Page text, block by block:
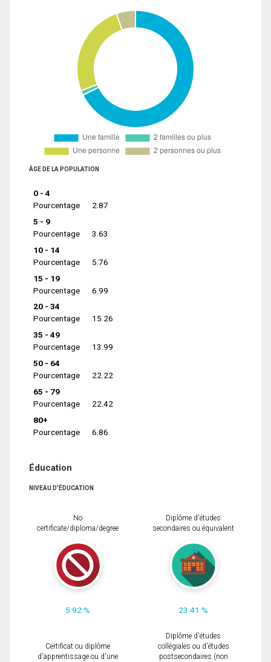
ÂGE DE LA POPULATION
0 - 4
Pourcentage
2.87
5 - 9
Pourcentage
3.63
10 - 14
Pourcentage
5.76
15 - 19
Pourcentage
6.99
20 - 34
Pourcentage
15.26
35 - 49
Pourcentage
13.99
50 - 64
Pourcentage
22.22
65 - 79
Pourcentage
22.42
80+
Pourcentage
6.86
Éducation
NIVEAU D'ÉDUCATION
No
certificate/diploma/degree
5.92 %
Diplôme d'études
secondaires ou équivalent
23.41 %
Certificat ou diplôme
d'apprentissage ou d'une
Diplôme d'études
collégiales ou d'études
postsecondaires (non